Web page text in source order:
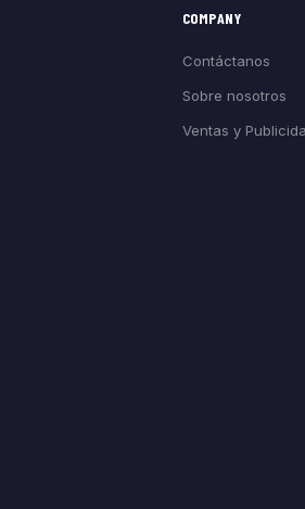
COMPANY
Contáctanos
Sobre nosotros
Ventas y